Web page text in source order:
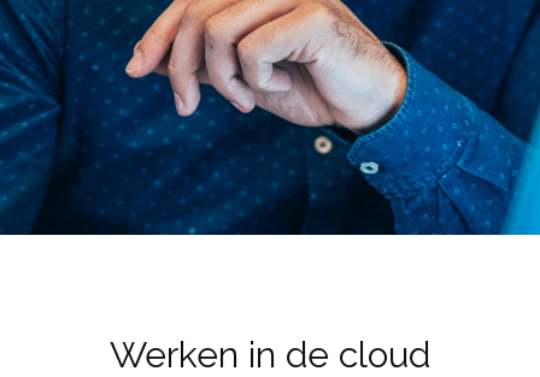
Werken in de cloud